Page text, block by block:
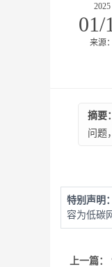
2025
01/
来源：
摘要：
问题
特别声明：
容为低碳
上一篇：